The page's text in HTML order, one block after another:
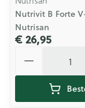
Nutrivit B Forte
Nutrisan
€ 26,95